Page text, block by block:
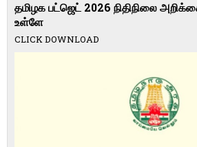
தமிழக பட்ஜெட் 2026 நிதிநிலை
உள்ளே
CLICK DOWNLOAD